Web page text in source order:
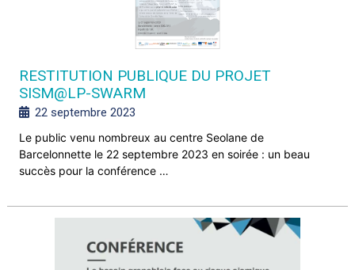
RESTITUTION PUBLIQUE DU PROJET
SISM@LP-SWARM
22 septembre 2023
Le public venu nombreux au centre Seolane de
Barcelonnette le 22 septembre 2023 en soirée : un beau
succès pour la conférence …